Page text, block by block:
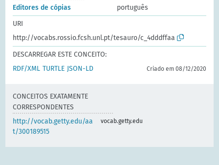
Editores de cópias
português
URI
http://vocabs.rossio.fcsh.unl.pt/tesauro/c_4dddffaa
DESCARREGAR ESTE CONCEITO:
RDF/XML TURTLE JSON-LD Criado em 08/12/2020
CONCEITOS EXATAMENTE
CORRESPONDENTES
http://vocab.getty.edu/aa
t/300189515
vocab.getty.edu